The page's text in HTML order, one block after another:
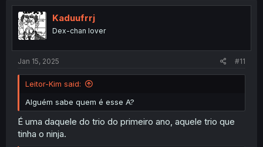
Kaduufrrj
Dex-chan lover
Jan 15, 2025 #11
Leitor-Kim said:
Alguém sabe quem é esse A?
É uma daquele do trio do primeiro ano, aquele trio que
tinha o ninja.